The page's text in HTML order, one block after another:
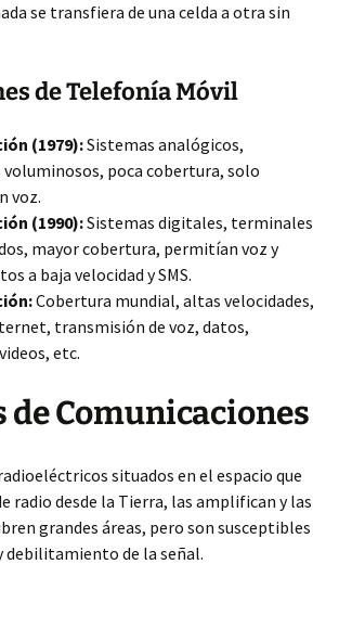
se transfiera de una celda a otra sin
de Telefonía Móvil
(1979):Sistemas analógicos,
poca cobertura, solo
voz.
(1990):Sistemas digitales, terminales
mayor cobertura, permitían voz y
a baja velocidad y SMS.
Cobertura mundial, altas velocidades,
transmisión de voz, datos,
etc.
de Comunicaciones
situados en el espacio que
radio desde la Tierra, las amplifican y las
grandes áreas, pero son susceptibles
debilitamiento de la señal.